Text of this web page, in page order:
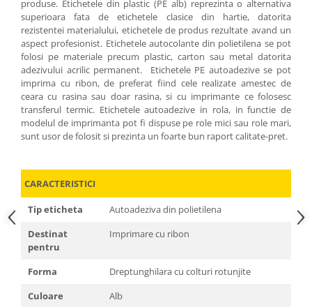
produse. Etichetele din plastic (PE alb) reprezinta o alternativa
superioara fata de etichetele clasice din hartie, datorita
rezistentei materialului, etichetele de produs rezultate avand un
aspect profesionist. Etichetele autocolante din polietilena se pot
folosi pe materiale precum plastic, carton sau metal datorita
adezivului acrilic permanent. Etichetele PE autoadezive se pot
imprima cu ribon, de preferat fiind cele realizate amestec de
ceara cu rasina sau doar rasina, si cu imprimante ce folosesc
transferul termic. Etichetele autoadezive in rola, in functie de
modelul de imprimanta pot fi dispuse pe role mici sau role mari,
sunt usor de folosit si prezinta un foarte bun raport calitate-pret.
CARACTERISTICI
Tip eticheta
Autoadeziva din polietilena
Destinat
pentru
Imprimare cu ribon
Forma
Dreptunghilara cu colturi rotunjite
Culoare
Alb